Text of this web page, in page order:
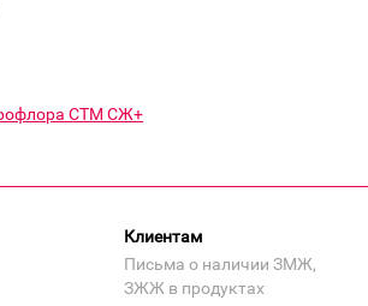
СТМ СЖ+
Клиентам
Письма о наличии ЗМЖ,
ЗЖЖ в продуктах